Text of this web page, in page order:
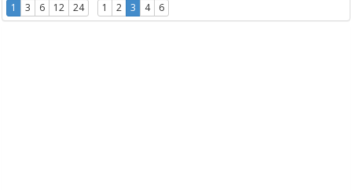
1 3 6 12 24 1 2 3 4 6